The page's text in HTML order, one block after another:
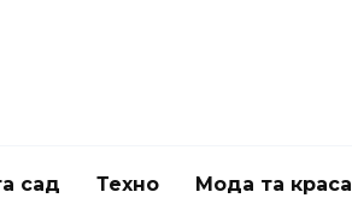
сад Техно Мода та краса